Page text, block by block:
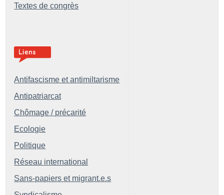
Textes de congrès
Antifascisme et antimiltarisme
Antipatriarcat
Chômage / précarité
Ecologie
Politique
Réseau international
Sans-papiers et migrant.e.s